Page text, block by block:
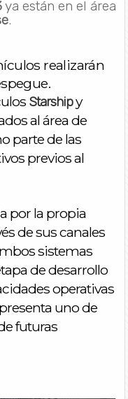
ya están en el área
.
realizarán
Starshipy
al área de
parte de las
previos al
por la propia
de sus canales
sistemas
de desarrollo
operativas
uno de
futuras